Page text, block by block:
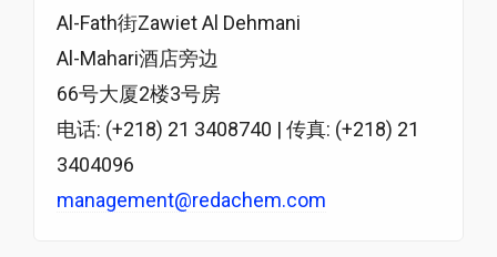
Al-Fath街Zawiet Al Dehmani
Al-Mahari酒店旁边
66号大厦2楼3号房
电话: (+218) 21 3408740 | 传真: (+218) 21
3404096
management@redachem.com